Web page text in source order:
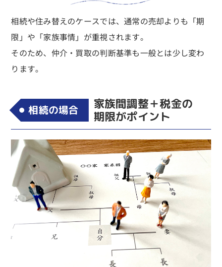
相続や住み替えのケースでは、通常の売却よりも「期
限」や「家族事情」が重視されます。
そのため、仲介・買取の判断基準も一般とは少し変わ
ります。
相続の場合
家族間調整＋税金の
期限がポイント